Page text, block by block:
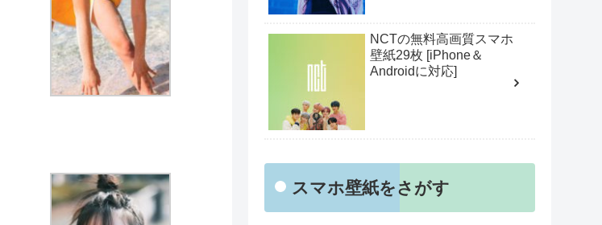
NCTの無料高画質スマホ
壁紙29枚 [iPhone＆
Androidに対応]
スマホ壁紙をさがす